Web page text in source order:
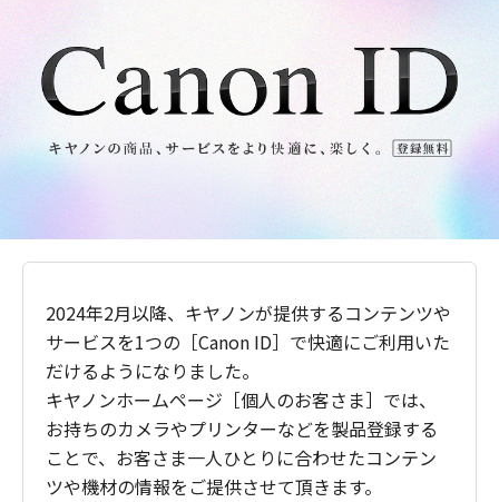
2024年2月以降、キヤノンが提供するコンテンツや
サービスを1つの［Canon ID］で快適にご利用いた
だけるようになりました。
キヤノンホームページ［個人のお客さま］では、
お持ちのカメラやプリンターなどを製品登録する
ことで、お客さま一人ひとりに合わせたコンテン
ツや機材の情報をご提供させて頂きます。